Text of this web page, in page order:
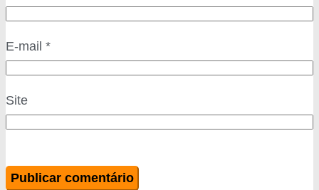
E-mail *
Site